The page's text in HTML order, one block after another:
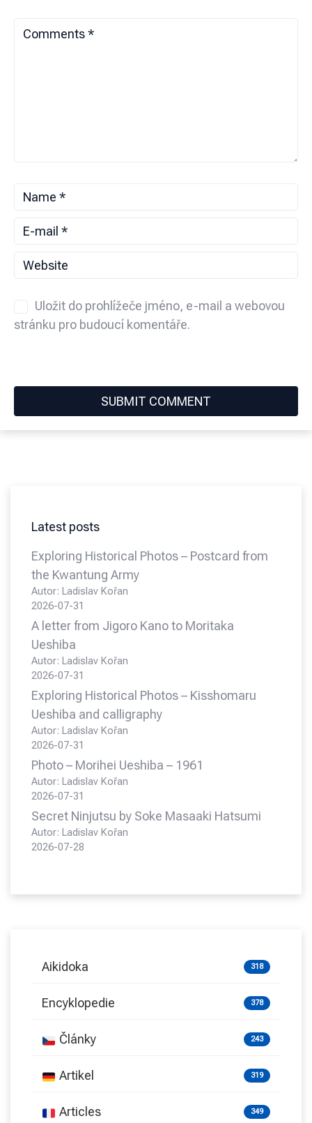
Uložit do prohlížeče jméno, e-mail a webovou
stránku pro budoucí komentáře.
Latest posts
Exploring Historical Photos – Postcard from
the Kwantung Army
Autor: Ladislav Kořan
2026-07-31
A letter from Jigoro Kano to Moritaka
Ueshiba
Autor: Ladislav Kořan
2026-07-31
Exploring Historical Photos – Kisshomaru
Ueshiba and calligraphy
Autor: Ladislav Kořan
2026-07-31
Photo – Morihei Ueshiba – 1961
Autor: Ladislav Kořan
2026-07-31
Secret Ninjutsu by Soke Masaaki Hatsumi
Autor: Ladislav Kořan
2026-07-28
Aikidoka 318
Encyklopedie 378
Články 243
Artikel 319
Articles 349